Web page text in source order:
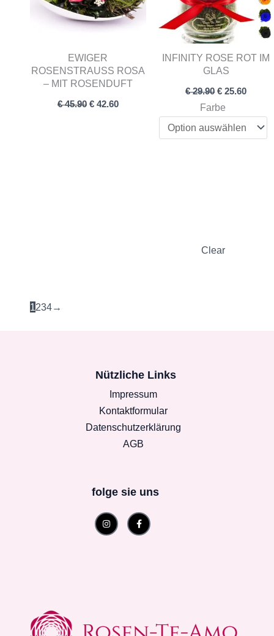
EWIGER
ROSENSTRAUSS ROSA –
MIT ROSENDUFT
€45.90 €42.60
INFINITY ROSE ROT IM
GLAS
€29.90 € 25.60
Farbe
Clear
1234→
folge sie uns
InstagramFacebook-
f
Nützliche Links
Impressum
Kontaktformular
Datenschutzerklärung
AGB